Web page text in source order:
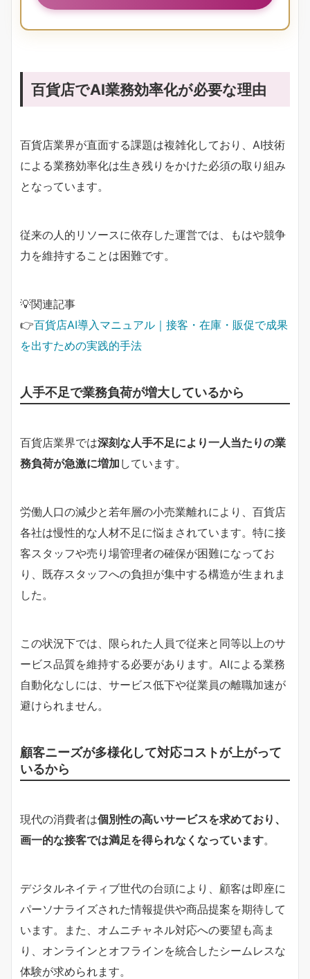
百貨店でAI業務効率化が必要な理由
百貨店業界が直面する課題は複雑化しており、AI技術
による業務効率化は生き残りをかけた必須の取り組み
となっています。
従来の人的リソースに依存した運営では、もはや競争
力を維持することは困難です。
💡関連記事
👉百貨店AI導入マニュアル｜接客・在庫・販促で成果
を出すための実践的手法
人手不足で業務負荷が増大しているから
百貨店業界では深刻な人手不足により一人当たりの業
務負荷が急激に増加 しています。
労働人口の減少と若年層の小売業離れにより、百貨店
各社は慢性的な人材不足に悩まされています。特に接
客スタッフや売り場管理者の確保が困難になってお
り、既存スタッフへの負担が集中する構造が生まれま
した。
この状況下では、限られた人員で従来と同等以上のサ
ービス品質を維持する必要があります。AIによる業務
自動化なしには、サービス低下や従業員の離職加速が
避けられません。
顧客ニーズが多様化して対応コストが上がって
いるから
現代の消費者は個別性の高いサービスを求めており、
画一的な接客では満足を得られなくなっています。
デジタルネイティブ世代の台頭により、顧客は即座に
パーソナライズされた情報提供や商品提案を期待して
います。また、オムニチャネル対応への要望も高ま
り、オンラインとオフラインを統合したシームレスな
体験が求められます。